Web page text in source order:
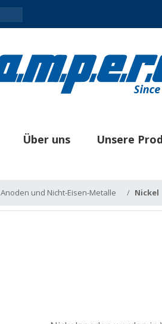
Über uns Unsere
Anoden und Nicht-Eisen-Metalle Nickel